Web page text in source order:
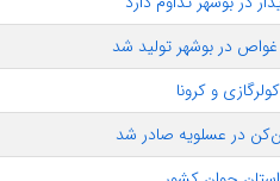
در بوشهر تولید شد
و کرونا